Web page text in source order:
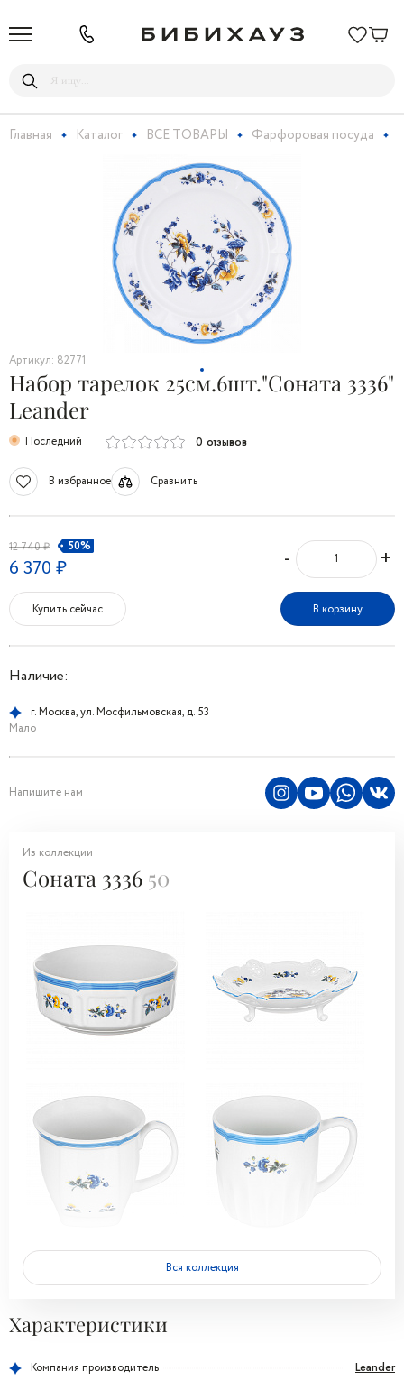
Главная Каталог ВСЕ ТОВАРЫ Фарфоровая посуда
Артикул: 82771
Набор тарелок 25см.6шт."Соната 3336"
Leander
Последний 0 отзывов
В избранное Сравнить
12 740 ₽ 50%
6 370 ₽ - +
Купить сейчас В корзину
Наличие:
г. Москва, ул. Мосфильмовская, д. 53
Мало
Напишите нам
Из коллекции
Соната 3336 50
Вся коллекция
Характеристики
Компания производитель Leander